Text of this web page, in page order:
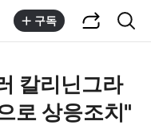
구독
칼리닌그라
로 상응조치"